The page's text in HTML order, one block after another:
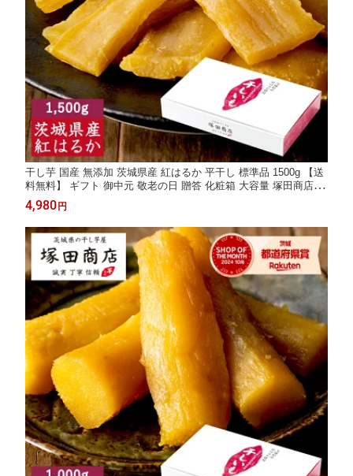
干し芋 国産 無添加 茨城県産 紅はるか 平干し 標準品 1500g 【送
料無料】 ギフト 御中元 敬老の日 贈答 化粧箱 大容量 塚田商店
【土日祝出荷】 干しいも ほしいも さつまいも 和菓子 スイーツ
おやつ お取り寄せ プレゼント
4,980円